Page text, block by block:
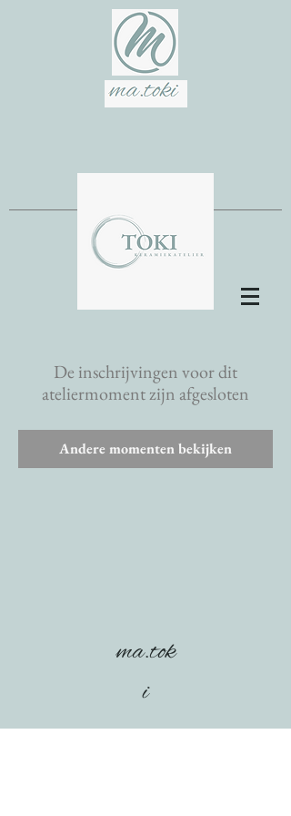
De inschrijvingen voor dit
ateliermoment zijn afgesloten
Andere momenten bekijken
ma.tok
i